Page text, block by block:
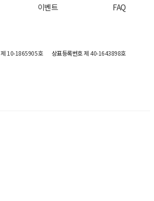
이벤트 FAQ
제 10-1865905호 상표등록번호제 40-1643898호